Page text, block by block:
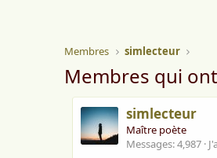
Membres simlecteur
Membres qui
simlecteur
Maître poète
Messages 4,987